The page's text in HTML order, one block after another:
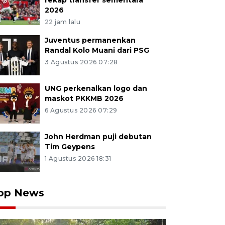
2026
22 jam lalu
Juventus permanenkan
Randal Kolo Muani dari PSG
3 Agustus 2026 07:28
UNG perkenalkan logo dan
maskot PKKMB 2026
6 Agustus 2026 07:29
John Herdman puji debutan
Tim Geypens
1 Agustus 2026 18:31
News